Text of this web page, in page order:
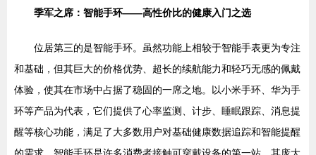
季军之席：智能手环——高性价比的健康入门之选
位居第三的是智能手环。虽然功能上相较于智能手表更为专注
和基础，但其巨大的价格优势、超长的续航能力和轻巧无感的佩戴
体验，使其在市场中占据了稳固的一席之地。以小米手环、华为手
环等产品为代表，它们提供了心率监测、计步、睡眠跟踪、消息提
醒等核心功能，满足了大多数用户对基础健康数据追踪和智能提醒
的需求。智能手环是许多消费者接触可穿戴设备的第一站，其庞大